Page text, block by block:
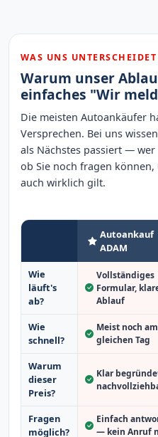
WAS UNS UNTERSCHEIDET
Warum unser
einfaches "Wir
Die meisten Autoankäufer
Versprechen. Bei uns
als Nächstes passiert —
ob Sie noch fragen
auch wirklich gilt.
Autoankauf
ADAM
Wie
läuft's
ab?
Vollständiges
Formular,
Ablauf
Wie
schnell?
Meist noch am
gleichen Tag
Warum
dieser
Preis?
Klar
Fragen
möglich?
Einfach
— kein Anruf